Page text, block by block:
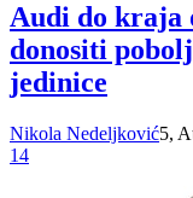
Audi do kraja
donositi
jedinice
Nikola Nedeljković5,
14